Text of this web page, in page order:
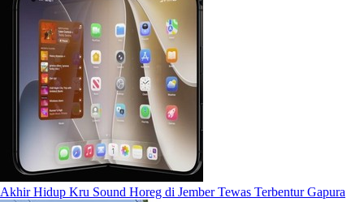
Akhir Hidup Kru Sound Horeg di Jember Tewas Terbentur Gapura